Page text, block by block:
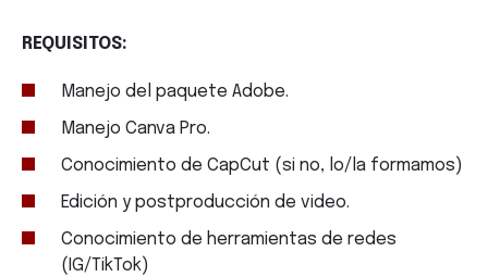
REQUISITOS:
Manejo del paquete Adobe.
Manejo Canva Pro.
Conocimiento de CapCut (si no, lo/la formamos)
Edición y postproducción de video.
Conocimiento de herramientas de redes
(IG/TikTok)